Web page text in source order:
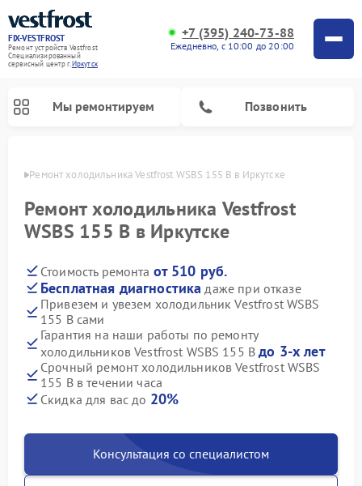
FIX-VESTFROST
Ремонт устройств Vestfrost
Специализированный
cервисный центр г.Иркутск
+7 (395) 240-73-88
Ежедневно, с 10:00 до 20:00
Мы ремонтируем Позвонить
Ремонт холодильника Vestfrost WSBS 155 B в Иркутске
Ремонт холодильника Vestfrost
WSBS 155 B в Иркутске
Стоимость ремонта от 510 руб.
Бесплатная диагностика даже при отказе
Привезем и увезем холодильник Vestfrost WSBS
155 B сами
Гарантия на наши работы по ремонту
холодильников Vestfrost WSBS 155 Bдо 3-х лет
Срочный ремонт холодильников Vestfrost WSBS
155 B в течении часа
Скидка для вас до 20%
Консультация со специалистом